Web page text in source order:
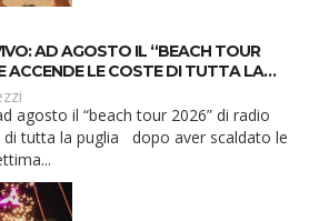
AD AGOSTO IL “BEACH TOUR
ACCENDE LE COSTE DI TUTTA LA
agosto il “beach tour 2026” di radio
dopo aver scaldato le